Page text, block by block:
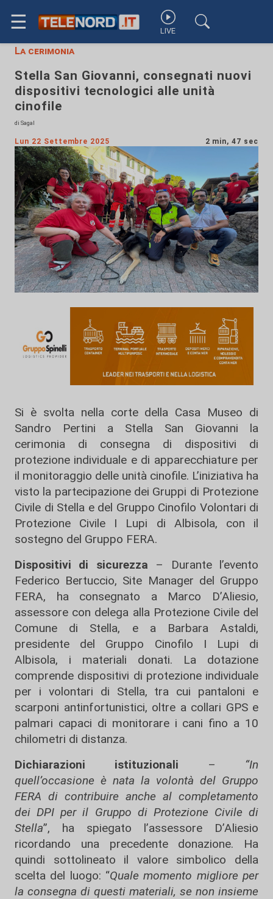
☰ LIVE
La cerimonia
Stella San Giovanni, consegnati nuovi
dispositivi tecnologici alle unità
cinofile
di Sagal
Lun 22 Settembre 2025 2 min, 47 sec
Si è svolta nella corte della Casa Museo di
Sandro Pertini a Stella San Giovanni la
cerimonia di consegna di dispositivi di
protezione individuale e di apparecchiature per
il monitoraggio delle unità cinofile. L’iniziativa ha
visto la partecipazione dei Gruppi di Protezione
Civile di Stella e del Gruppo Cinofilo Volontari di
Protezione Civile I Lupi di Albisola, con il
sostegno del Gruppo FERA.
Dispositivi di sicurezza – Durante l’evento
Federico Bertuccio, Site Manager del Gruppo
FERA, ha consegnato a Marco D’Aliesio,
assessore con delega alla Protezione Civile del
Comune di Stella, e a Barbara Astaldi,
presidente del Gruppo Cinofilo I Lupi di
Albisola, i materiali donati. La dotazione
comprende dispositivi di protezione individuale
per i volontari di Stella, tra cui pantaloni e
scarponi antinfortunistici, oltre a collari GPS e
palmari capaci di monitorare i cani fino a 10
chilometri di distanza.
Dichiarazioni istituzionali – “In
quell’occasione è nata la volontà del Gruppo
FERA di contribuire anche al completamento
dei DPI per il Gruppo di Protezione Civile di
Stella”, ha spiegato l’assessore D’Aliesio
ricordando una precedente donazione. Ha
quindi sottolineato il valore simbolico della
scelta del luogo: “Quale momento migliore per
la consegna di questi materiali, se non insieme